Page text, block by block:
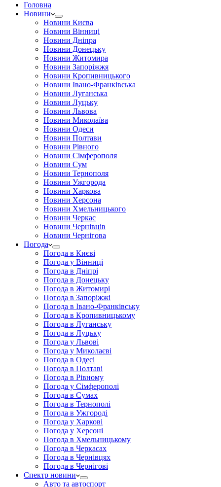
Головна
Новини
Новини Києва
Новини Вінниці
Новини Дніпра
Новини Донецьку
Новини Житомира
Новини Запоріжжя
Новини Кропивницького
Новини Івано-Франківська
Новини Луганська
Новини Луцьку
Новини Львова
Новини Миколаїва
Новини Одеси
Новини Полтави
Новини Рівного
Новини Сімферополя
Новини Сум
Новини Тернополя
Новини Ужгорода
Новини Харкова
Новини Херсона
Новини Хмельницького
Новини Черкас
Новини Чернівців
Новини Чернігова
Погода
Погода в Києві
Погода у Вінниці
Погода в Дніпрі
Погода в Донецьку
Погода в Житомирі
Погода в Запоріжжі
Погода в Івано-Франківську
Погода в Кропивницькому
Погода в Луганську
Погода в Луцьку
Погода у Львові
Погода у Миколаєві
Погода в Одесі
Погода в Полтаві
Погода в Рівному
Погода у Сімферополі
Погода в Сумах
Погода в Тернополі
Погода в Ужгороді
Погода у Харкові
Погода у Херсоні
Погода в Хмельницькому
Погода в Черкасах
Погода в Чернівцях
Погода в Чернігові
Спектр новини
Авто та автоспорт